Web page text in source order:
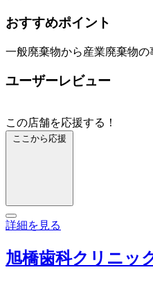
おすすめポイント
一般廃棄物から産業廃棄物
ユーザーレビュー
この店舗を応援する！
ここから応援
詳細を見る
旭橋歯科クリニッ